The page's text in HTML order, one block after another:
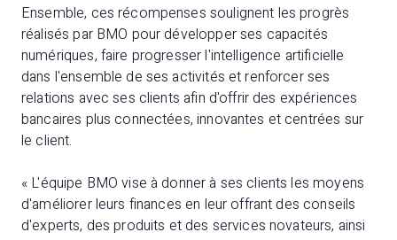
Ensemble, ces récompenses soulignent les progrès
réalisés par BMO pour développer ses capacités
numériques, faire progresser l'intelligence artificielle
dans l'ensemble de ses activités et renforcer ses
relations avec ses clients afin d'offrir des expériences
bancaires plus connectées, innovantes et centrées sur
le client.
« L'équipe BMO vise à donner à ses clients les moyens
d'améliorer leurs finances en leur offrant des conseils
d'experts, des produits et des services novateurs, ainsi